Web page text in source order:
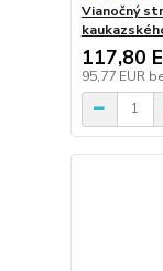
Vianočný
117,80
95,77 EUR